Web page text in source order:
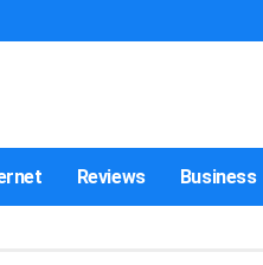
Reviews Business